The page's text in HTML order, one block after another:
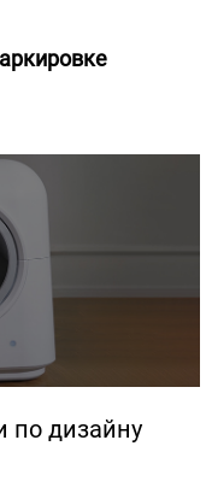
по дизайну